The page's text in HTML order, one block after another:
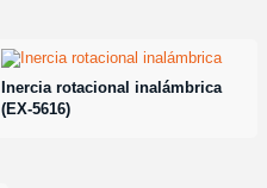
Inercia rotacional inalámbrica
(EX-5616)